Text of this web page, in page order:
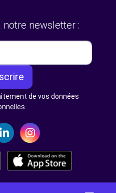
newsletter :
de vos données